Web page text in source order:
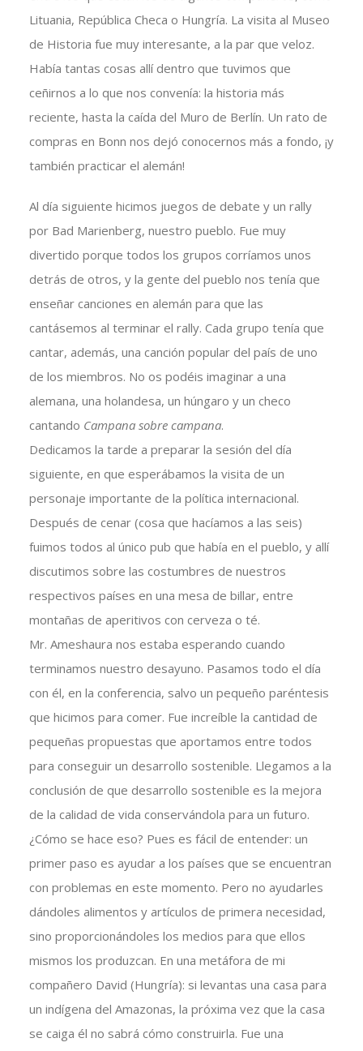
Lituania, República Checa o Hungría. La visita al Museo
de Historia fue muy interesante, a la par que veloz.
Había tantas cosas allí dentro que tuvimos que
ceñirnos a lo que nos convenía: la historia más
reciente, hasta la caída del Muro de Berlín. Un rato de
compras en Bonn nos dejó conocernos más a fondo, ¡y
también practicar el alemán!
Al día siguiente hicimos juegos de debate y un rally
por Bad Marienberg, nuestro pueblo. Fue muy
divertido porque todos los grupos corríamos unos
detrás de otros, y la gente del pueblo nos tenía que
enseñar canciones en alemán para que las
cantásemos al terminar el rally. Cada grupo tenía que
cantar, además, una canción popular del país de uno
de los miembros. No os podéis imaginar a una
alemana, una holandesa, un húngaro y un checo
cantando Campana sobre campana.
Dedicamos la tarde a preparar la sesión del día
siguiente, en que esperábamos la visita de un
personaje importante de la política internacional.
Después de cenar (cosa que hacíamos a las seis)
fuimos todos al único pub que había en el pueblo, y allí
discutimos sobre las costumbres de nuestros
respectivos países en una mesa de billar, entre
montañas de aperitivos con cerveza o té.
Mr. Ameshaura nos estaba esperando cuando
terminamos nuestro desayuno. Pasamos todo el día
con él, en la conferencia, salvo un pequeño paréntesis
que hicimos para comer. Fue increíble la cantidad de
pequeñas propuestas que aportamos entre todos
para conseguir un desarrollo sostenible. Llegamos a la
conclusión de que desarrollo sostenible es la mejora
de la calidad de vida conservándola para un futuro.
¿Cómo se hace eso? Pues es fácil de entender: un
primer paso es ayudar a los países que se encuentran
con problemas en este momento. Pero no ayudarles
dándoles alimentos y artículos de primera necesidad,
sino proporcionándoles los medios para que ellos
mismos los produzcan. En una metáfora de mi
compañero David (Hungría): si levantas una casa para
un indígena del Amazonas, la próxima vez que la casa
se caiga él no sabrá cómo construirla. Fue una